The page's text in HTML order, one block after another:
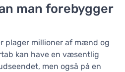
man forebygger
plager millioner af mænd og
kan have en væsentlig
men også på en